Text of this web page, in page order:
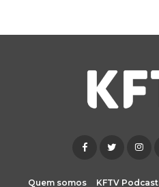
Quem somos KFTV Podcast